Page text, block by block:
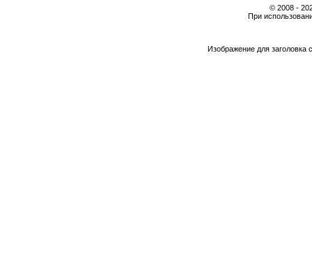
© 2008 -
При
Изображение для